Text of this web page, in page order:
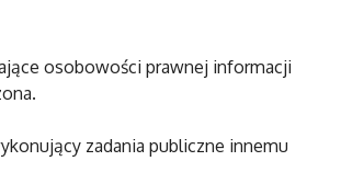
osobowości prawnej informacji
zadania publiczne innemu